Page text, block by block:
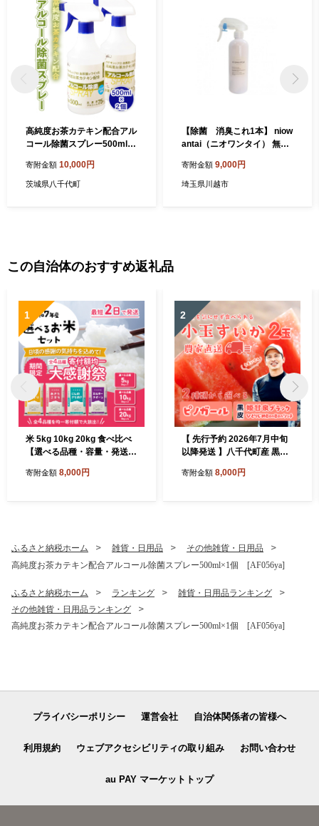
ー、革製品や鉄道模型など、こだわりを持った事業者の方も数多
くいらっしゃいます。 現在、町では「見つけてください やちよ
の宝物」をキャッチコピーに、日々新たな事業者や返礼品の発掘
に力を入れておりますので、ぜひふるさと納税を通じて、八千代
町の魅力を存分に感じていただければ幸いです。
高純度お茶カテキン配合アル
コール除菌スプレー500ml×2
寄附金額 10,000円
茨城県八千代町
【除菌 消臭これ1本】 niow
antai（ニオワンタイ） 無香
部屋用 消臭スプレー300ml
寄附金額 9,000円
埼玉県川越市
この自治体のおすすめ返礼品
1
米 5kg 10kg 20kg 食べ比べ
【選べる品種・容量・発送
産米 ブランド米 おこめ コメ
寄附金額 8,000円
2
【 先行予約 2026年7月中旬
以降発送 】八千代町産 黒皮
ひとりじめBonBonリッチ 1
寄附金額 8,000円
ふるさと納税ホーム 雑貨・日用品
その他雑貨・日用品
高純度お茶カテキン配合アルコール除菌スプレー500ml×1個 [AF056ya]
ふるさと納税ホーム ランキング
雑貨・日用品ランキング
その他雑貨・日用品ランキング
高純度お茶カテキン配合アルコール除菌スプレー500ml×1個 [AF056ya]
プライバシーポリシー 運営会社 自治体関係者の皆様へ
利用規約 ウェブアクセシビリティの取り組み お問い合わせ
au PAY マーケットトップ